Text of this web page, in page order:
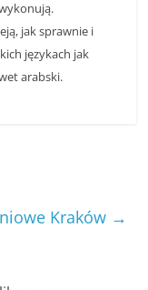
jak sprawnie i
językach jak
arabski.
Kraków →